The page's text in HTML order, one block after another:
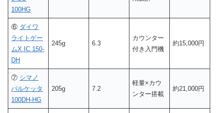
100HG
⑥ ダイワ
ライトゲー
ムX IC 150-
DH
245g 6.3
カウンター
付き入門機
約15,000円
⑦ シマノ
バルケッタ
100DH-HG
205g 7.2
軽量×カウ
ンター搭載
約21,000円